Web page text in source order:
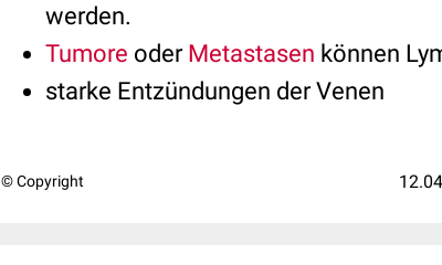
werden.
Tumore oder Metastasen können
starke Entzündungen der Venen
© Copyright